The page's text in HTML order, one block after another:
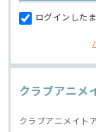
ログインした
クラブアニメ
クラブアニメイト